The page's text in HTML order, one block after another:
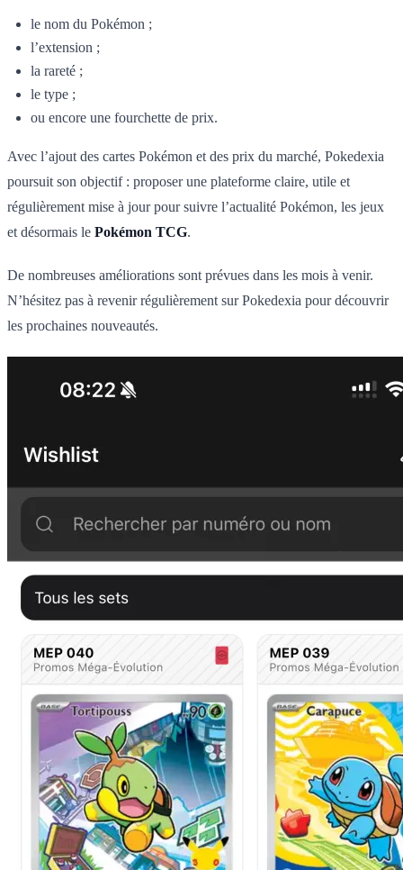
le nom du Pokémon ;
l’extension ;
la rareté ;
le type ;
ou encore une fourchette de prix.
Avec l’ajout des cartes Pokémon et des prix du marché, Pokedexia
poursuit son objectif : proposer une plateforme claire, utile et
régulièrement mise à jour pour suivre l’actualité Pokémon, les jeux
et désormais le Pokémon TCG.
De nombreuses améliorations sont prévues dans les mois à venir.
N’hésitez pas à revenir régulièrement sur Pokedexia pour découvrir
les prochaines nouveautés.